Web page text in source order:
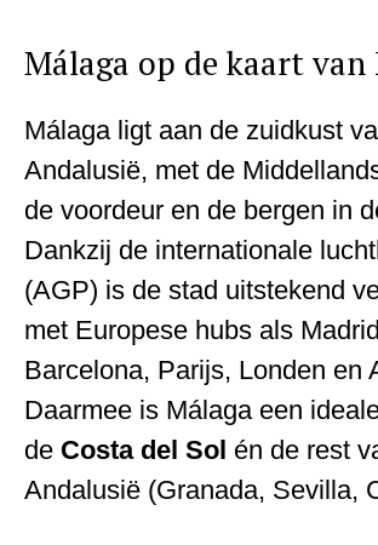
Málaga op de kaart van
Málaga ligt aan de zuidkust
Andalusië, met de
de voordeur en de bergen in
Dankzij de internationale
(AGP) is de stad uitstekend
met Europese hubs als
Barcelona, Parijs, Londen en
Daarmee is Málaga een
de Costa del Sol én de rest
Andalusië (Granada, Sevilla,